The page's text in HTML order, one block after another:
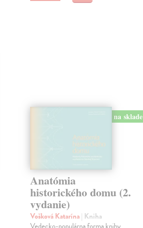
na sklade
Anatómia
historického domu (2.
vydanie)
Vošková Katarína| Kniha